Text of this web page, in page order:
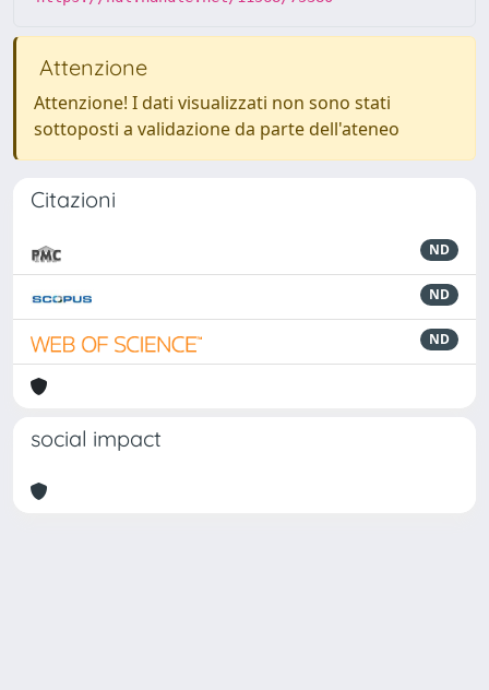
Attenzione
Attenzione! I dati visualizzati non sono stati
sottoposti a validazione da parte dell'ateneo
Citazioni
ND
ND
ND
social impact